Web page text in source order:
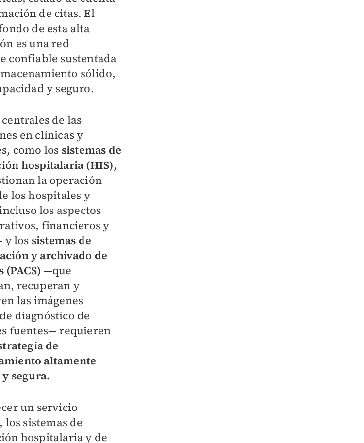
de citas. El
de esta alta
es una red
confiable sustentada
sólido,
y seguro.
centrales de las
en clínicas y
como los sistemas de
hospitalaria (HIS),
la operación
los hospitales y
los aspectos
financieros y
y los sistemas de
y archivado de
(PACS) —que
recuperan y
las imágenes
diagnóstico de
fuentes— requieren
de
altamente
segura.
un servicio
sistemas de
hospitalaria y de